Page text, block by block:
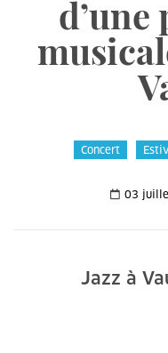
d’une
Concert
03
Jazz à